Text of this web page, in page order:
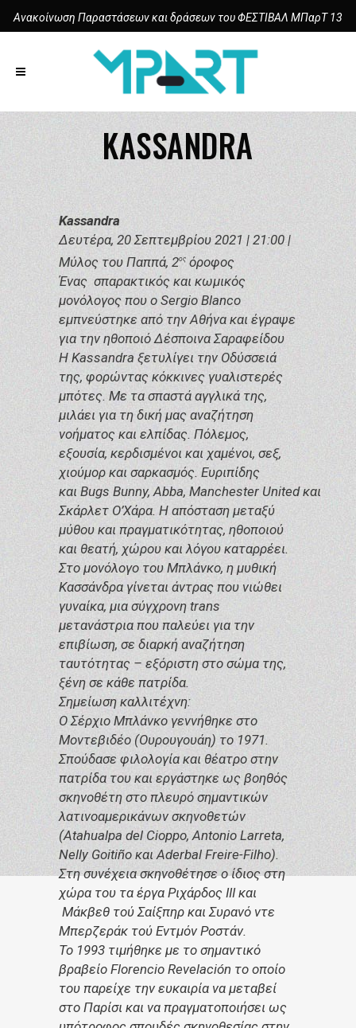
Ανακοίνωση Παραστάσεων και δράσεων του ΦΕΣΤΙΒΑΛ ΜΠαρΤ 13
KASSANDRA
Kassandra
Δευτέρα, 20 Σεπτεμβρίου 2021 | 21:00 |
Μύλος του Παππά, 2ος όροφος
Ένας σπαρακτικός και κωμικός
μονόλογος που ο Sergio Blanco
εμπνεύστηκε από την Αθήνα και έγραψε
για την ηθοποιό Δέσποινα Σαραφείδου
Η Kassandra ξετυλίγει την Οδύσσειά
της, φορώντας κόκκινες γυαλιστερές
μπότες. Με τα σπαστά αγγλικά της,
μιλάει για τη δική μας αναζήτηση
νοήματος και ελπίδας. Πόλεμος,
εξουσία, κερδισμένοι και χαμένοι, σεξ,
χιούμορ και σαρκασμός. Ευριπίδης
και Bugs Bunny, Abba, Manchester United και
Σκάρλετ Ο’Χάρα. Η απόσταση μεταξύ
μύθου και πραγματικότητας, ηθοποιού
και θεατή, χώρου και λόγου καταρρέει.
Στο μονόλογο του Μπλάνκο, η μυθική
Κασσάνδρα γίνεται άντρας που νιώθει
γυναίκα, μια σύγχρονη trans
μετανάστρια που παλεύει για την
επιβίωση, σε διαρκή αναζήτηση
ταυτότητας – εξόριστη στο σώμα της,
ξένη σε κάθε πατρίδα.
Σημείωση καλλιτέχνη:
Ο Σέρχιο Μπλάνκο γεννήθηκε στο
Μοντεβιδέο (Ουρουγουάη) το 1971.
Σπούδασε φιλολογία και θέατρο στην
πατρίδα του και εργάστηκε ως βοηθός
σκηνοθέτη στο πλευρό σημαντικών
λατινοαμερικάνων σκηνοθετών
(Atahualpa del Cioppo, Antonio Larreta,
Nelly Goitiño και Aderbal Freire-Filho).
Στη συνέχεια σκηνοθέτησε ο ίδιος στη
χώρα του τα έργα Ριχάρδος ΙΙΙ και
Μάκβεθ τού Σαίξπηρ και Συρανό ντε
Μπερζεράκ τού Εντμόν Ροστάν.
Το 1993 τιμήθηκε με το σημαντικό
βραβείο Florencio Revelación το οποίο
του παρείχε την ευκαιρία να μεταβεί
στο Παρίσι και να πραγματοποιήσει ως